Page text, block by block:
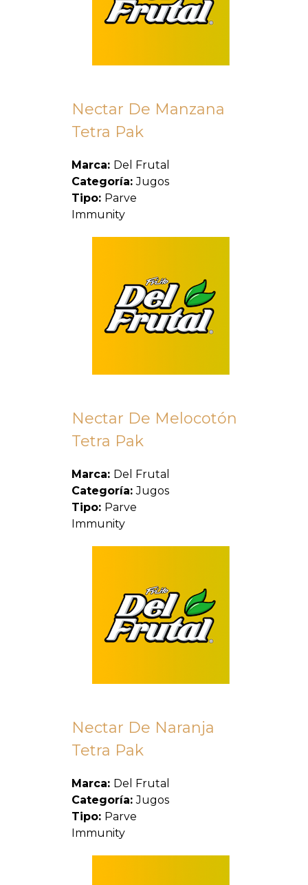
Nectar De Manzana
Tetra Pak
Marca: Del Frutal
Categoría:Jugos
Tipo: Parve
Immunity
Nectar De Melocotón
Tetra Pak
Marca: Del Frutal
Categoría:Jugos
Tipo: Parve
Immunity
Nectar De Naranja
Tetra Pak
Marca: Del Frutal
Categoría:Jugos
Tipo: Parve
Immunity